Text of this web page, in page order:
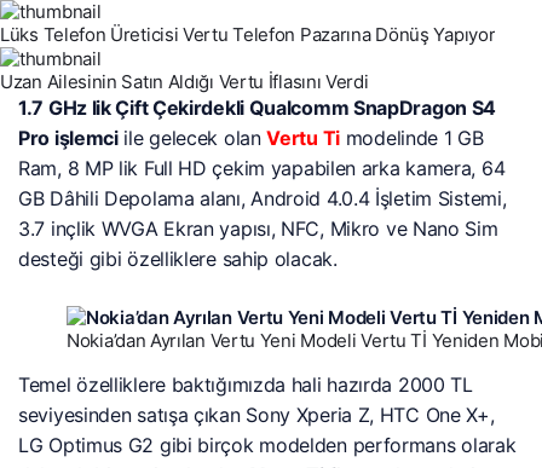
Lüks Telefon Üreticisi Vertu Telefon Pazarına Dönüş Yapıyor
Uzan Ailesinin Satın Aldığı Vertu İflasını Verdi
1.7 GHz lik Çift Çekirdekli Qualcomm SnapDragon S4
Pro işlemciile gelecek olanVertu Ti modelinde 1 GB
Ram, 8 MP lik Full HD çekim yapabilen arka kamera, 64
GB Dâhili Depolama alanı, Android 4.0.4 İşletim Sistemi,
3.7 inçlik WVGA Ekran yapısı, NFC, Mikro ve Nano Sim
desteği gibi özelliklere sahip olacak.
Nokia’dan Ayrılan Vertu Yeni Modeli Vertu Tİ Yeniden
Temel özelliklere baktığımızda hali hazırda 2000 TL
seviyesinden satışa çıkan Sony Xperia Z, HTC One X+,
LG Optimus G2 gibi birçok modelden performans olarak